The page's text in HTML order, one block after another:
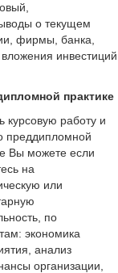
о текущем
фирмы, банка,
инвестиций
практике
курсовую работу и
преддипломной
Вы можете если
на
или
по
экономика
анализ
организации,